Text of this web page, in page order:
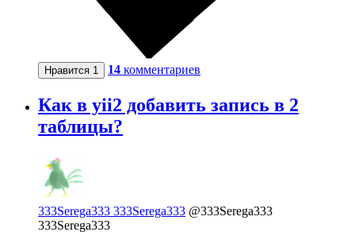
Нравится 1 14 комментариев
Как в yii2 добавить запись в 2
таблицы?
333Serega333 333Serega333 @333Serega333
333Serega333